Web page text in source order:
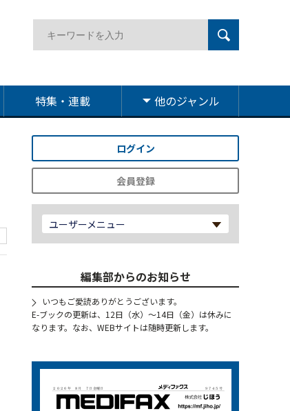
特集・連載 他のジャンル
ログイン
会員登録
ユーザーメニュー
編集部からのお知らせ
いつもご愛読ありがとうございます。
E-ブックの更新は、12日（水）～14日（金）は休みに
なります。なお、WEBサイトは随時更新します。